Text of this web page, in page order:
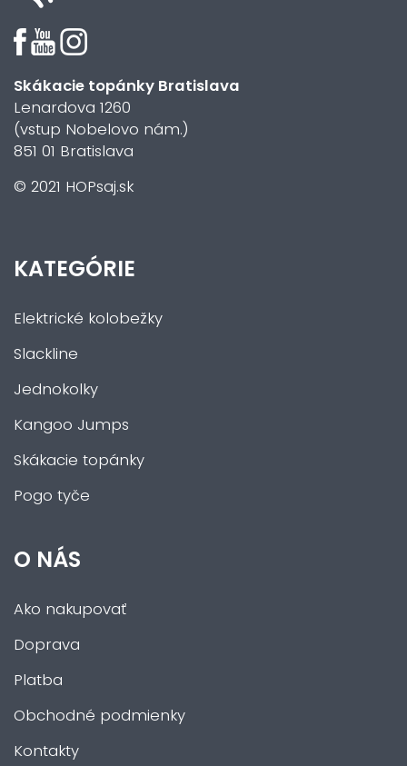
Skákacie topánky Bratislava
Lenardova 1260
(vstup Nobelovo nám.)
851 01 Bratislava
© 2021 HOPsaj.sk
KATEGÓRIE
Elektrické kolobežky
Slackline
Jednokolky
Kangoo Jumps
Skákacie topánky
Pogo tyče
O NÁS
Ako nakupovať
Doprava
Platba
Obchodné podmienky
Kontakty